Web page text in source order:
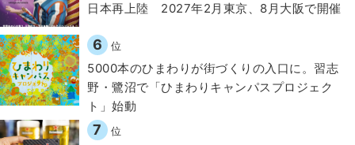
日本再上陸 2027年2月東京、8月大阪で開催
6 位
5000本のひまわりが街づくりの入口に。習志
野・鷺沼で「ひまわりキャンパスプロジェク
ト」始動
7 位